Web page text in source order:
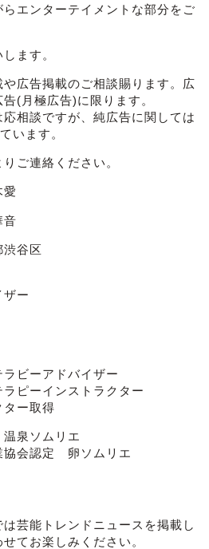
らエンターテイメントな部分をご
ます。
広告掲載のご相談賜ります。広
(月極広告)に限ります。
相談ですが、純広告に関しては
います。
りご連絡ください。
愛
音
渋谷区
ザー
ビーアドバイザー
ピーインストラクター
ター取得
泉ソムリエ
会認定 卵ソムリエ
は芸能トレンドニュースを掲載し
てお楽しみください。